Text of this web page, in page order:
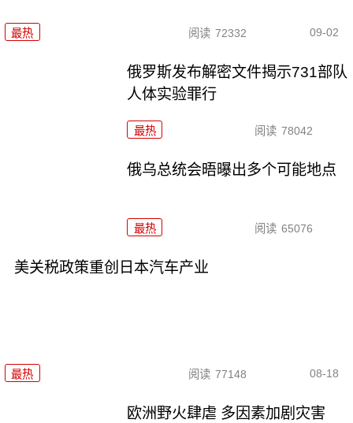
最热 阅读 72332 09-02
俄罗斯发布解密文件揭示731部队
人体实验罪行
最热 阅读 78042
俄乌总统会晤曝出多个可能地点
最热 阅读 65076
美关税政策重创日本汽车产业
最热 阅读 77148 08-18
欧洲野火肆虐 多因素加剧灾害